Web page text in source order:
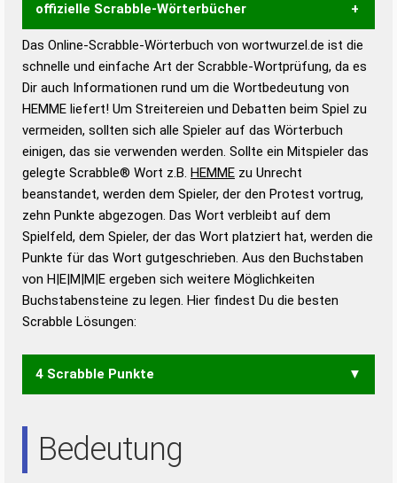
offizielle Scrabble-Wörterbücher
Wortwurzel liefert mit Hilfe eines semantischen
Wortanalyse-Algorithmus gute Anhaltspunkte zu
Wortbedeutung, Worttrennung und Wortform, um die
Gültigkeit eines Wortes für das Scrabble-Spiel zu
bestimmen!
zugelassene Turnier Scrabble-
Wörterbücher sind:
Duden – Standardwerk in 12 Bänden
Duden – Richtiges und gutes
Deutsch
Duden – Die deutsche Grammatik
Duden – Deutsches
Das Online-Scrabble-Wörterbuch von wortwurzel.de ist die
schnelle und einfache Art der Scrabble-Wortprüfung, da es
Dir auch Informationen rund um die Wortbedeutung von
HEMME liefert! Um Streitereien und Debatten beim Spiel zu
vermeiden, sollten sich alle Spieler auf das Wörterbuch
einigen, das sie verwenden werden. Sollte ein Mitspieler das
gelegte Scrabble® Wort z.B. HEMME zu Unrecht
beanstandet, werden dem Spieler, der den Protest vortrug,
zehn Punkte abgezogen. Das Wort verbleibt auf dem
Spielfeld, dem Spieler, der das Wort platziert hat, werden die
Punkte für das Wort gutgeschrieben. Aus den Buchstaben
von H|E|M|M|E ergeben sich weitere Möglichkeiten
Buchstabensteine zu legen. Hier findest Du die besten
Scrabble Lösungen:
4 Scrabble Punkte
Bedeutung